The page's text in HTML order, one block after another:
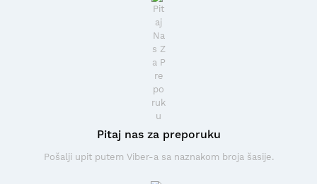
Pitaj nas za preporuku
Pošalji upit putem Viber-a sa naznakom broja šasije.